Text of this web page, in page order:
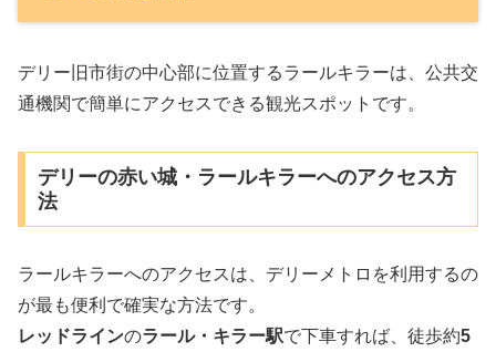
デリー旧市街の中心部に位置するラールキラーは、公共交
通機関で簡単にアクセスできる観光スポットです。
デリーの赤い城・ラールキラーへのアクセス方
法
ラールキラーへのアクセスは、デリーメトロを利用するの
が最も便利で確実な方法です。
レッドラインのラール・キラー駅で下車すれば、徒歩約5